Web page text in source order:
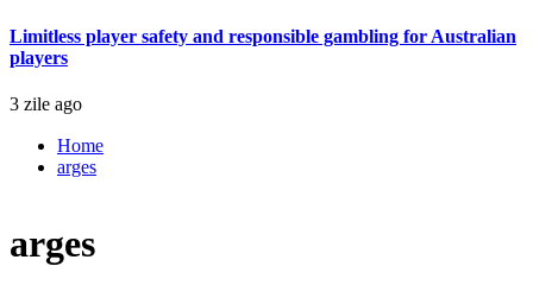
Limitless player safety and responsible gambling for Australian
players
3 zile ago
Home
arges
arges